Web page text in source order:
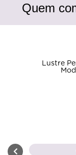
Quem
Lustre